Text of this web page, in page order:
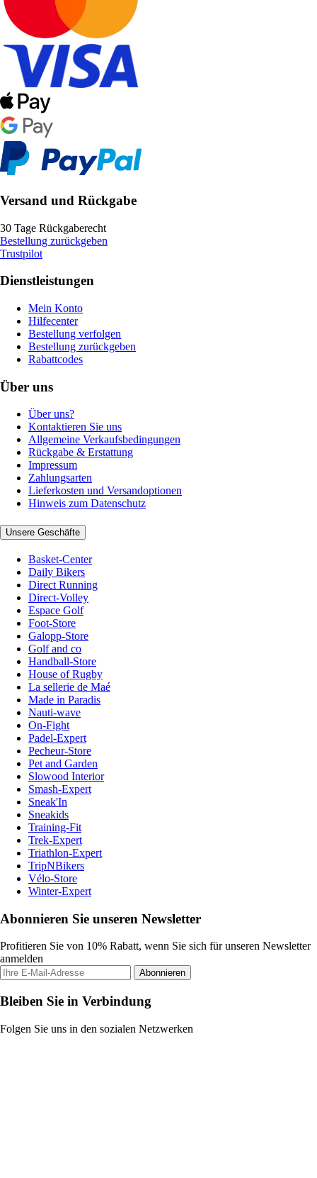
Versand und Rückgabe
30 Tage Rückgaberecht
Bestellung zurückgeben
Trustpilot
Dienstleistungen
Mein Konto
Hilfecenter
Bestellung verfolgen
Bestellung zurückgeben
Rabattcodes
Über uns
Über uns?
Kontaktieren Sie uns
Allgemeine Verkaufsbedingungen
Rückgabe & Erstattung
Impressum
Zahlungsarten
Lieferkosten und Versandoptionen
Hinweis zum Datenschutz
Unsere Geschäfte
Basket-Center
Daily Bikers
Direct Running
Direct-Volley
Espace Golf
Foot-Store
Galopp-Store
Golf and co
Handball-Store
House of Rugby
La sellerie de Maé
Made in Paradis
Nauti-wave
On-Fight
Padel-Expert
Pecheur-Store
Pet and Garden
Slowood Interior
Smash-Expert
Sneak'In
Sneakids
Training-Fit
Trek-Expert
Triathlon-Expert
TripNBikers
Vélo-Store
Winter-Expert
Abonnieren Sie unseren Newsletter
Profitieren Sie von 10% Rabatt, wenn Sie sich für unseren Newsletter
anmelden
Abonnieren
Bleiben Sie in Verbindung
Folgen Sie uns in den sozialen Netzwerken